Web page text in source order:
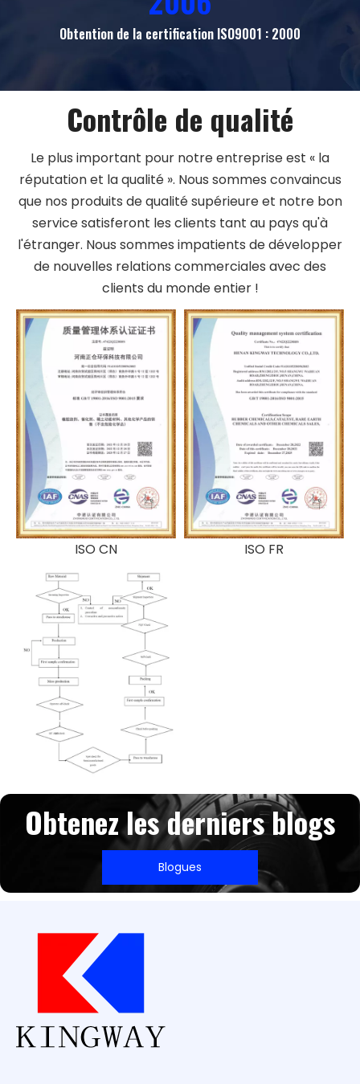
Obtention de la certification ISO9001 : 2000
Contrôle de qualité
Le plus important pour notre entreprise est « la
réputation et la qualité ». Nous sommes convaincus
que nos produits de qualité supérieure et notre bon
service satisferont les clients tant au pays qu'à
l'étranger. Nous sommes impatients de développer
de nouvelles relations commerciales avec des
clients du monde entier !
ISO CN ISO FR
Obtenez les derniers blogs
Blogues